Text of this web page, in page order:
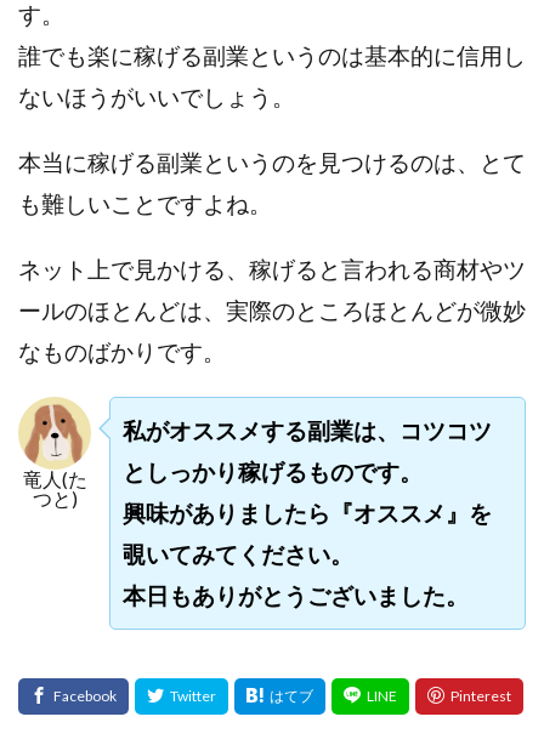
す。
誰でも楽に稼げる副業というのは基本的に信用し
ないほうがいいでしょう。
本当に稼げる副業というのを見つけるのは、とて
も難しいことですよね。
ネット上で見かける、稼げると言われる商材やツ
ールのほとんどは、実際のところほとんどが微妙
なものばかりです。
竜人(た
つと)
私がオススメする副業は、コツコツ
としっかり稼げるものです。
興味がありましたら『オススメ』を
覗いてみてください。
本日もありがとうございました。